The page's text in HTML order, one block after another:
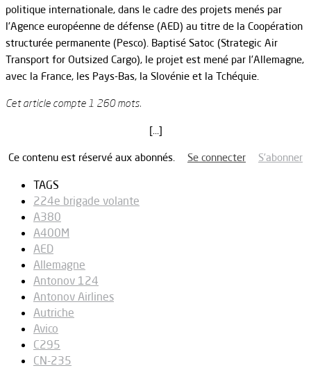
politique internationale, dans le cadre des projets menés par
l’Agence européenne de défense (AED) au titre de la Coopération
structurée permanente (Pesco). Baptisé Satoc (Strategic Air
Transport for Outsized Cargo), le projet est mené par l’Allemagne,
avec la France, les Pays-Bas, la Slovénie et la Tchéquie.
Cet article compte 1 260 mots.
[…]
Ce contenu est réservé aux abonnés. Se connecter S’abonner
TAGS
224e brigade volante
A380
A400M
AED
Allemagne
Antonov 124
Antonov Airlines
Autriche
Avico
C295
CN-235